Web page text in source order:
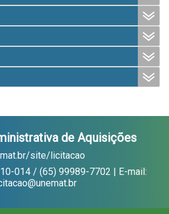
de Aquisições
site/licitacao
014 / (65) 99989-7702 | E-mail: